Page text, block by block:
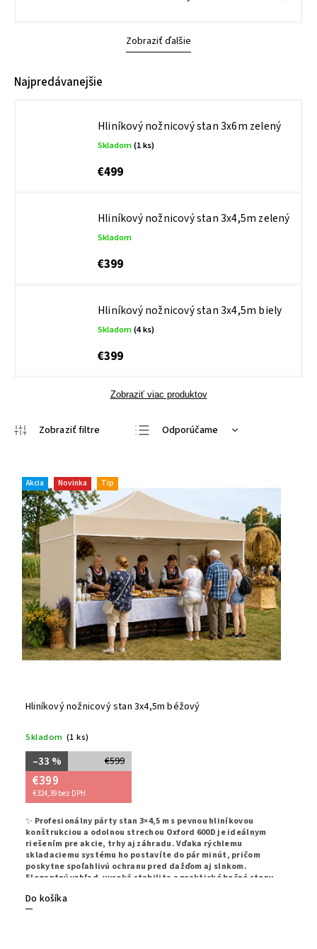
Zobraziť ďalšie
Najpredávanejšie
Hliníkový nožnicový stan 3x6m zelený
Skladom(1 ks)
€499
Hliníkový nožnicový stan 3x4,5m zelený
Skladom
€399
Hliníkový nožnicový stan 3x4,5m biely
Skladom(4 ks)
€399
Zobraziť viac produktov
Odporúčame
Najpredávanejšie
Abecedne
Akcia Novinka Tip
Hliníkový nožnicový stan 3x4,5m béžový
Skladom (1 ks)
€599
–33 %
€399
€324,39 bez DPH
Do košíka
✨ Profesionálny párty stan 3×4,5 m s pevnou hliníkovou
konštrukciou a odolnou strechou Oxford 600D je ideálnym
riešením pre akcie, trhy aj záhradu. Vďaka rýchlemu
skladaciemu systému ho postavíte do pár minút, pričom
poskytne spoľahlivú ochranu pred dažďom aj slnkom.
Elegantný vzhľad, vysoká stabilita a praktické bočné steny